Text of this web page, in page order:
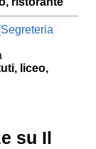
liceo,
su Il